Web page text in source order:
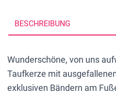
Fisch,
Taube,
Wachsmotive,
Gold,
3
BESCHREIBUNG
Wunderschöne, von uns
Taufkerze mit
exklusiven Bändern am